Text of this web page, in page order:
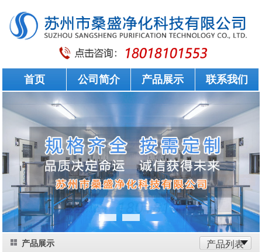
首页 公司简介 产品展示 联系我们
产品展示 产品列表